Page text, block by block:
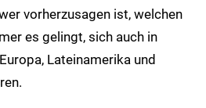
vorherzusagen ist, welchen
es gelingt, sich auch in
Lateinamerika und